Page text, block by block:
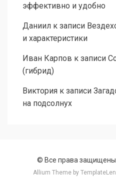
эффективно и удобно
Даниил к записи
и характеристики
Иван Карпов к записи
(гибрид)
Виктория к записи
на подсолнух
© Все права
Allium Theme by